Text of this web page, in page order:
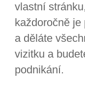
vlastní
každoročně
a děláte
vizitku a
podnikání.